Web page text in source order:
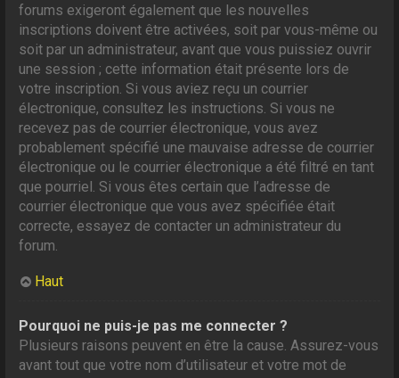
forums exigeront également que les nouvelles
inscriptions doivent être activées, soit par vous-même ou
soit par un administrateur, avant que vous puissiez ouvrir
une session ; cette information était présente lors de
votre inscription. Si vous aviez reçu un courrier
électronique, consultez les instructions. Si vous ne
recevez pas de courrier électronique, vous avez
probablement spécifié une mauvaise adresse de courrier
électronique ou le courrier électronique a été filtré en tant
que pourriel. Si vous êtes certain que l’adresse de
courrier électronique que vous avez spécifiée était
correcte, essayez de contacter un administrateur du
forum.
Haut
Pourquoi ne puis-je pas me connecter ?
Plusieurs raisons peuvent en être la cause. Assurez-vous
avant tout que votre nom d’utilisateur et votre mot de